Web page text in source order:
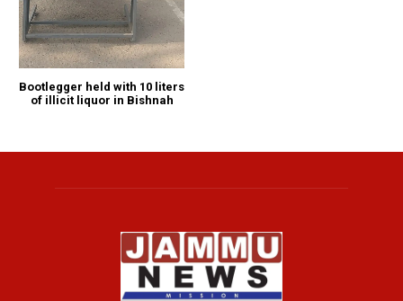
Bootlegger held with 10 liters
of illicit liquor in Bishnah